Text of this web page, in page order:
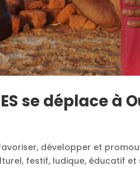
se déplace à
favoriser, développer et
festif, ludique, éducatif